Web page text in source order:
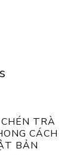
TRÀ
CÁCH
BẢN